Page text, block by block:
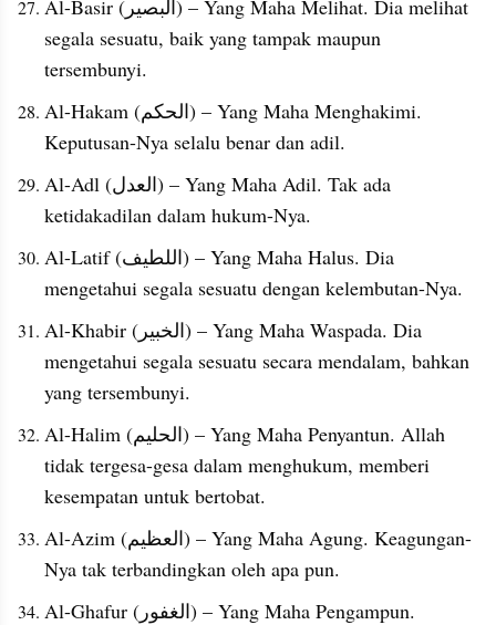
Al-Basir (البصير) – Yang Maha Melihat. Dia melihat
segala sesuatu, baik yang tampak maupun
tersembunyi.
Al-Hakam (الحكم) – Yang Maha Menghakimi.
Keputusan-Nya selalu benar dan adil.
Al-Adl (العدل) – Yang Maha Adil. Tak ada
ketidakadilan dalam hukum-Nya.
Al-Latif (اللطيف) – Yang Maha Halus. Dia
mengetahui segala sesuatu dengan kelembutan-Nya.
Al-Khabir (الخبير) – Yang Maha Waspada. Dia
mengetahui segala sesuatu secara mendalam, bahkan
yang tersembunyi.
Al-Halim (الحليم) – Yang Maha Penyantun. Allah
tidak tergesa-gesa dalam menghukum, memberi
kesempatan untuk bertobat.
Al-Azim (العظيم) – Yang Maha Agung. Keagungan-
Nya tak terbandingkan oleh apa pun.
Al-Ghafur (الغفور) – Yang Maha Pengampun.